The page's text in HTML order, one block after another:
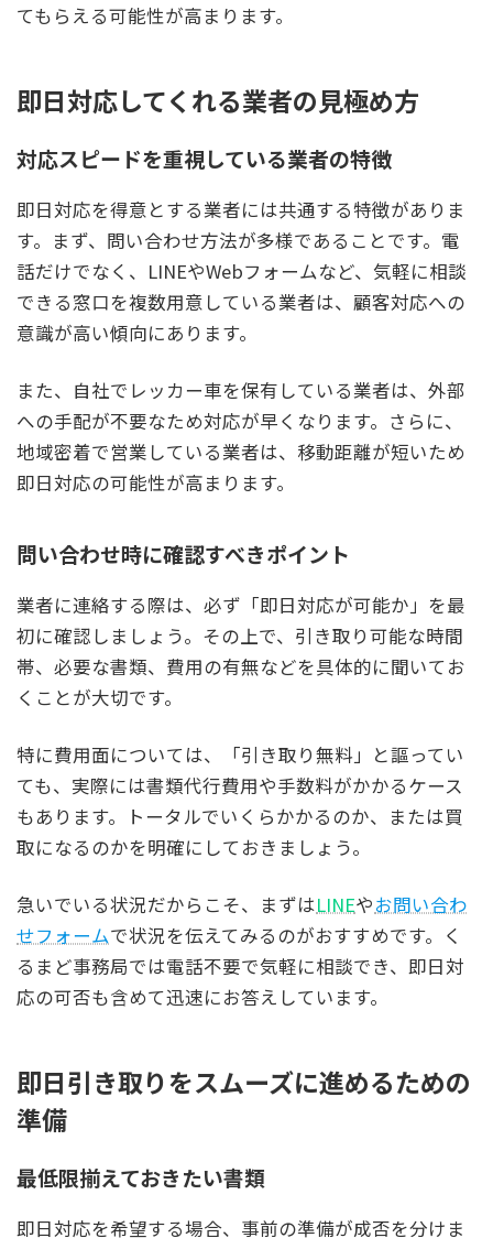
てもらえる可能性が高まります。
即日対応してくれる業者の見極め方
対応スピードを重視している業者の特徴
即日対応を得意とする業者には共通する特徴がありま
す。まず、問い合わせ方法が多様であることです。電
話だけでなく、LINEやWebフォームなど、気軽に相談
できる窓口を複数用意している業者は、顧客対応への
意識が高い傾向にあります。
また、自社でレッカー車を保有している業者は、外部
への手配が不要なため対応が早くなります。さらに、
地域密着で営業している業者は、移動距離が短いため
即日対応の可能性が高まります。
問い合わせ時に確認すべきポイント
業者に連絡する際は、必ず「即日対応が可能か」を最
初に確認しましょう。その上で、引き取り可能な時間
帯、必要な書類、費用の有無などを具体的に聞いてお
くことが大切です。
特に費用面については、「引き取り無料」と謳ってい
ても、実際には書類代行費用や手数料がかかるケース
もあります。トータルでいくらかかるのか、または買
取になるのかを明確にしておきましょう。
急いでいる状況だからこそ、まずはLINEやお問い合わ
せフォームで状況を伝えてみるのがおすすめです。く
るまど事務局では電話不要で気軽に相談でき、即日対
応の可否も含めて迅速にお答えしています。
即日引き取りをスムーズに進めるための
準備
最低限揃えておきたい書類
即日対応を希望する場合、事前の準備が成否を分けま